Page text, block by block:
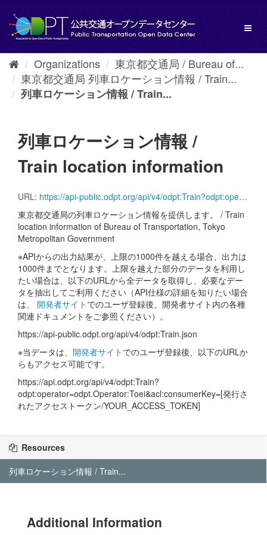
content
Organizations
東京都交通局 / Bureau of...
東京都交通局 列車ロケーション情報 / Train...
列車ロケーション情報 / Train...
列車ロケーション情報 /
Train location information
URL: https://api-public.odpt.org/api/v4/odpt:Train?odpt:operator=odpt.Operator:Toei
東京都交通局の列車ロケーション情報を提供します。 / Train
location information of Bureau of Transportation, Tokyo
Metropolitan Government
※APIからの出力結果が、上限の1000件を越える場合、出力は
1000件までとなります。上限を越えた部分のデータを利用し
たい場合は、以下のURLから全データを取得し、必要なデー
タを抽出してご利用ください（API仕様の詳細を知りたい場合
は、 開発者サイト でのユーザ登録後、開発者サイト内の各種
関連ドキュメントをご参照ください）。
https://api-public.odpt.org/api/v4/odpt:Train.json
※当データは、 開発者サイト でのユーザ登録後、以下のURLか
らもアクセス可能です。
https://api.odpt.org/api/v4/odpt:Train?
odpt:operator=odpt.Operator:Toei&acl:consumerKey=[発行さ
れたアクセストークン/YOUR_ACCESS_TOKEN]
Resources
列車ロケーション情報 / Train...
Additional Information